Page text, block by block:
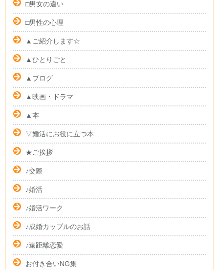
□男女の違い
□男性の心理
▲ご紹介します☆
▲ひとりごと
▲ブログ
▲映画・ドラマ
▲本
▽婚活にお役に立つ本
★ご挨拶
♪交際
♪婚活
♪婚活ワーク
♪成婚カップルのお話
♪遠距離恋愛
お付き合いNG集